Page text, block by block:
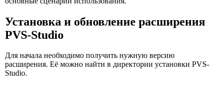
Установка и обновление расширения
PVS-Studio
Для начала необходимо получить нужную версию
расширения. Её можно найти в директории установки PVS-
Studio.